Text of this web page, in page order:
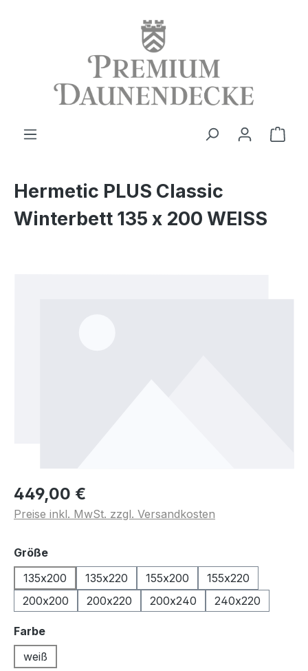
Hermetic PLUS Classic
Winterbett 135 x 200 WEISS
449,00 €
Preise inkl. MwSt. zzgl. Versandkosten
Größeauswählen
135x200
135x220 155x200
155x220
200x200
200x220 200x240 240x220
Farbeauswählen
weiß